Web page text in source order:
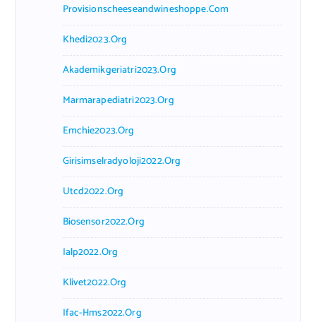
Provisionscheeseandwineshoppe.com
Khedi2023.org
Akademikgeriatri2023.org
Marmarapediatri2023.org
Emchie2023.org
Girisimselradyoloji2022.org
Utcd2022.org
Biosensor2022.org
Ialp2022.org
Klivet2022.org
Ifac-Hms2022.org